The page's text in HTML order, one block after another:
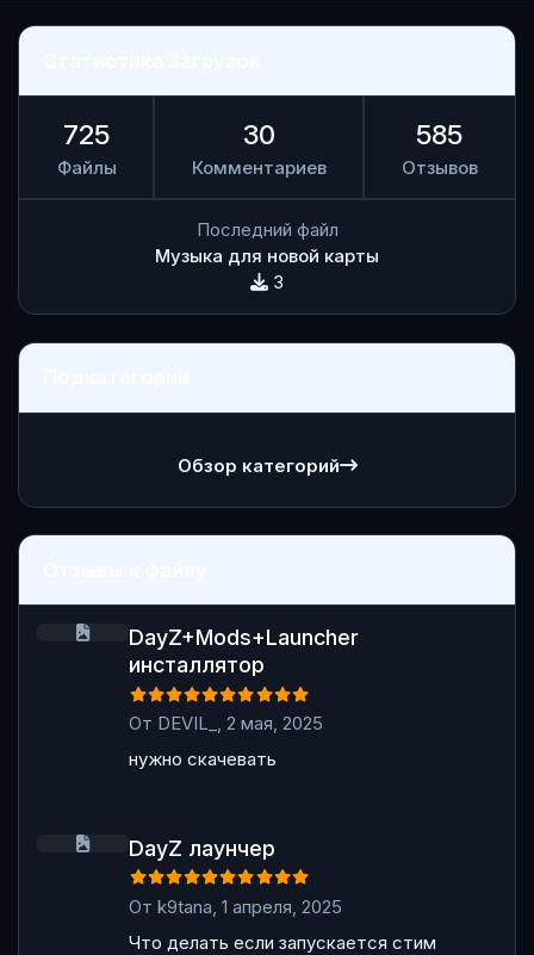
725
Файлы
30
Комментариев
585
Отзывов
Последний файл
Музыка для новой карты
3
Обзор категорий
DayZ+Mods+Launcher
инсталлятор
От DEVIL_ ,2 мая, 2025
нужно скачевать
DayZ лаунчер
Отk9tana,1 апреля, 2025
Что делать если запускается стим